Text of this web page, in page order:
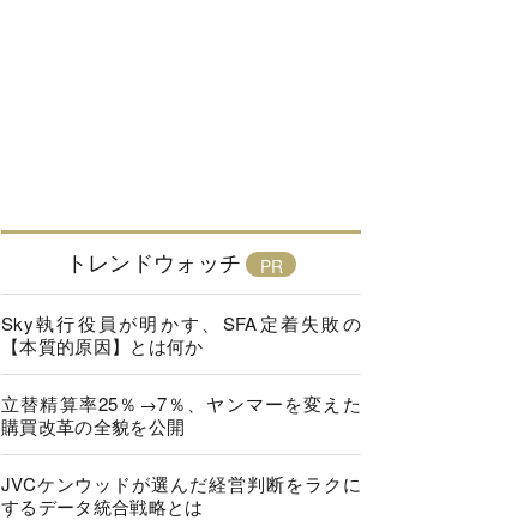
トレンドウォッチ
Sky執行役員が明かす、SFA定着失敗の
【本質的原因】とは何か
立替精算率25％→7％、ヤンマーを変えた
購買改革の全貌を公開
JVCケンウッドが選んだ経営判断をラクに
するデータ統合戦略とは